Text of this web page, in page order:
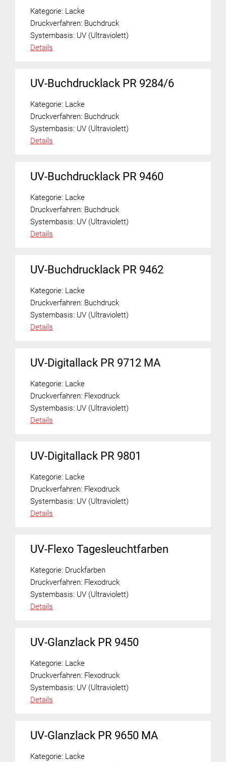
Kategorie: Lacke
Druckverfahren: Buchdruck
Systembasis: UV (Ultraviolett)
Details
UV-Buchdrucklack PR 9284/6
Kategorie: Lacke
Druckverfahren: Buchdruck
Systembasis: UV (Ultraviolett)
Details
UV-Buchdrucklack PR 9460
Kategorie: Lacke
Druckverfahren: Buchdruck
Systembasis: UV (Ultraviolett)
Details
UV-Buchdrucklack PR 9462
Kategorie: Lacke
Druckverfahren: Buchdruck
Systembasis: UV (Ultraviolett)
Details
UV-Digitallack PR 9712 MA
Kategorie: Lacke
Druckverfahren: Flexodruck
Systembasis: UV (Ultraviolett)
Details
UV-Digitallack PR 9801
Kategorie: Lacke
Druckverfahren: Flexodruck
Systembasis: UV (Ultraviolett)
Details
UV-Flexo Tagesleuchtfarben
Kategorie: Druckfarben
Druckverfahren: Flexodruck
Systembasis: UV (Ultraviolett)
Details
UV-Glanzlack PR 9450
Kategorie: Lacke
Druckverfahren: Flexodruck
Systembasis: UV (Ultraviolett)
Details
UV-Glanzlack PR 9650 MA
Kategorie: Lacke